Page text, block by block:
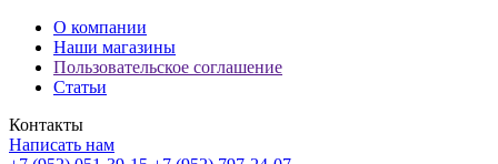
О компании
Наши магазины
Пользовательское соглашение
Статьи
Контакты
Написать нам